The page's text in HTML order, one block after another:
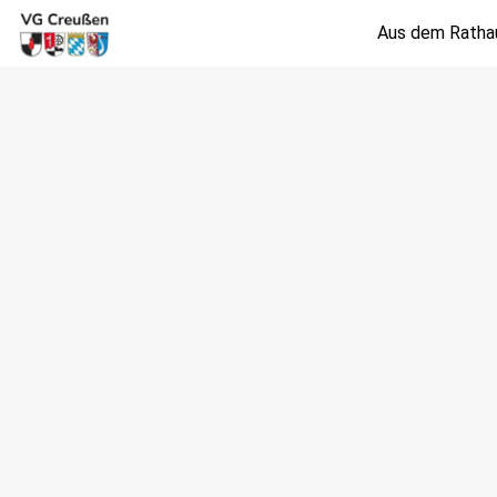
Aus dem